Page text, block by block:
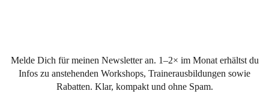
Melde Dich für meinen Newsletter an. 1–2× im Monat erhältst du
Infos zu anstehenden Workshops, Trainerausbildungen sowie
Rabatten. Klar, kompakt und ohne Spam.